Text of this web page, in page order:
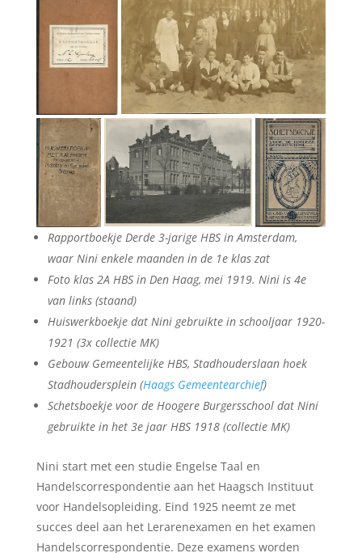
Rapportboekje Derde 3-jarige HBS in Amsterdam,
waar Nini enkele maanden in de 1e klas zat
Foto klas 2A HBS in Den Haag, mei 1919. Nini is 4e
van links (staand)
Huiswerkboekje dat Nini gebruikte in schooljaar 1920-
1921 (3x collectie MK)
Gebouw Gemeentelijke HBS, Stadhouderslaan hoek
Stadhoudersplein (Haags Gemeentearchief)
Schetsboekje voor de Hoogere Burgersschool dat Nini
gebruikte in het 3e jaar HBS 1918 (collectie MK)
Nini start met een studie Engelse Taal en
Handelscorrespondentie aan het Haagsch Instituut
voor Handelsopleiding. Eind 1925 neemt ze met
succes deel aan het Lerarenexamen en het examen
Handelscorrespondentie. Deze examens worden